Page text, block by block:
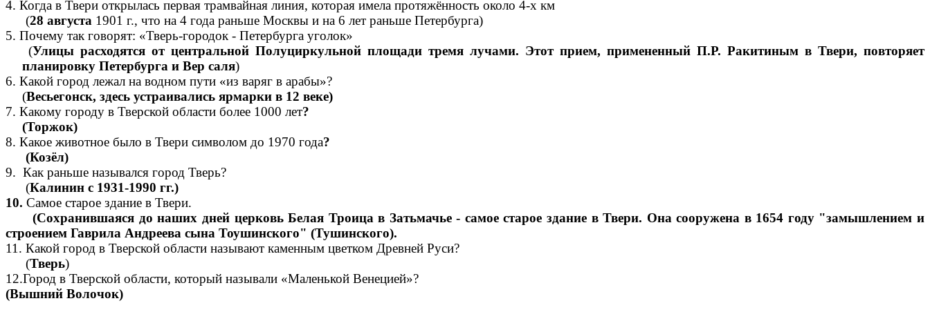
4. Когда в Твери открылась первая трамвайная линия, которая имела протяжённость около 4-х км
(28 августа 1901 г., что на 4 года раньше Москвы и на 6 лет раньше Петербурга)
5. Почему так говорят: «Тверь-городок - Петербурга уголок»
(Улицы расходятся от центральной Полуциркульной площади тремя лучами. Этот прием, примененный П.Р. Ракитиным в Твери, повторяет
планировку Петербурга и Вер саля)
6. Какой город лежал на водном пути «из варяг в арабы»?
(Весьегонск, здесь устраивались ярмарки в 12 веке)
7. Какому городу в Тверской области более 1000 лет?
(Торжок)
8. Какое животное было в Твери символом до 1970 года?
(Козёл)
9. Как раньше назывался город Тверь?
(Калинин с 1931-1990 гг.)
10. Самое старое здание в Твери.
(Сохранившаяся до наших дней церковь Белая Троица в Затьмачье - самое старое здание в Твери. Она сооружена в 1654 году "замышлением и
строением Гаврила Андреева сына Тоушинского" (Тушинского).
11. Какой город в Тверской области называют каменным цветком Древней Руси?
(Тверь)
12.Город в Тверской области, который называли «Маленькой Венецией»?
(Вышний Волочок)